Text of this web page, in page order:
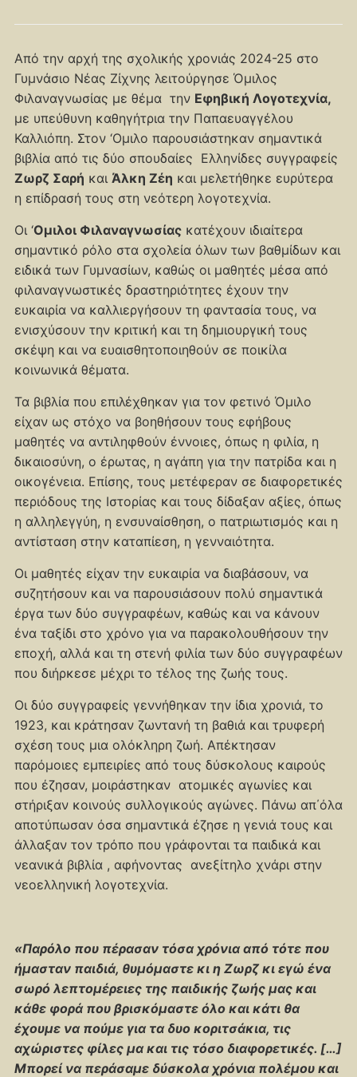
Από την αρχή της σχολικής χρονιάς 2024-25 στο
Γυμνάσιο Νέας Ζίχνης λειτούργησε Όμιλος
Φιλαναγνωσίας με θέμα την Εφηβική Λογοτεχνία,
με υπεύθυνη καθηγήτρια την Παπαευαγγέλου
Καλλιόπη. Στον ‘Ομιλο παρουσιάστηκαν σημαντικά
βιβλία από τις δύο σπουδαίες Ελληνίδες συγγραφείς
Ζωρζ Σαρή και Άλκη Ζέη και μελετήθηκε ευρύτερα
η επίδρασή τους στη νεότερη λογοτεχνία.
Οι ‘Ομιλοι Φιλαναγνωσίαςκατέχουν ιδιαίτερα
σημαντικό ρόλο στα σχολεία όλων των βαθμίδων και
ειδικά των Γυμνασίων, καθώς οι μαθητές μέσα από
φιλαναγνωστικές δραστηριότητες έχουν την
ευκαιρία να καλλιεργήσουν τη φαντασία τους, να
ενισχύσουν την κριτική και τη δημιουργική τους
σκέψη και να ευαισθητοποιηθούν σε ποικίλα
κοινωνικά θέματα.
Τα βιβλία που επιλέχθηκαν για τον φετινό Όμιλο
είχαν ως στόχο να βοηθήσουν τους εφήβους
μαθητές να αντιληφθούν έννοιες, όπως η φιλία, η
δικαιοσύνη, ο έρωτας, η αγάπη για την πατρίδα και η
οικογένεια. Επίσης, τους μετέφεραν σε διαφορετικές
περιόδους της Ιστορίας και τους δίδαξαν αξίες, όπως
η αλληλεγγύη, η ενσυναίσθηση, ο πατριωτισμός και η
αντίσταση στην καταπίεση, η γενναιότητα.
Oι μαθητές είχαν την ευκαιρία να διαβάσουν, να
συζητήσουν και να παρουσιάσουν πολύ σημαντικά
έργα των δύο συγγραφέων, καθώς και να κάνουν
ένα ταξίδι στο χρόνο για να παρακολουθήσουν την
εποχή, αλλά και τη στενή φιλία των δύο συγγραφέων
που διήρκεσε μέχρι το τέλος της ζωής τους.
Οι δύο συγγραφείς γεννήθηκαν την ίδια χρονιά, το
1923, και κράτησαν ζωντανή τη βαθιά και τρυφερή
σχέση τους μια ολόκληρη ζωή. Απέκτησαν
παρόμοιες εμπειρίες από τους δύσκολους καιρούς
που έζησαν, μοιράστηκαν ατομικές αγωνίες και
στήριξαν κοινούς συλλογικούς αγώνες. Πάνω απ΄όλα
αποτύπωσαν όσα σημαντικά έζησε η γενιά τους και
άλλαξαν τον τρόπο που γράφονται τα παιδικά και
νεανικά βιβλία , αφήνοντας ανεξίτηλο χνάρι στην
νεοελληνική λογοτεχνία.
«Παρόλο που πέρασαν τόσα χρόνια από τότε που
ήμασταν παιδιά, θυμόμαστε κι η Ζωρζ κι εγώ ένα
σωρό λεπτομέρειες της παιδικής ζωής μας και
κάθε φορά που βρισκόμαστε όλο και κάτι θα
έχουμε να πούμε για τα δυο κοριτσάκια, τις
αχώριστες φίλες μα και τις τόσο διαφορετικές. […]
Μπορεί να περάσαμε δύσκολα χρόνια πολέμου και